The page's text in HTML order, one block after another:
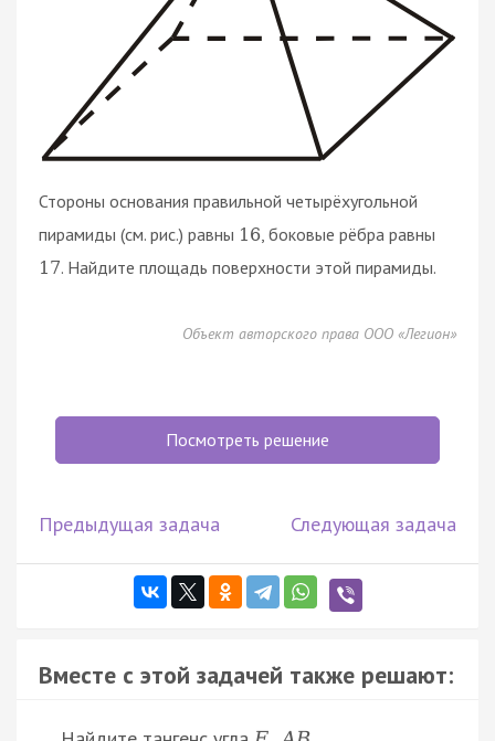
Стороны основания правильной четырёхугольной
пирамиды (см. рис.) равны 16, боковые рёбра равны
17. Найдите площадь поверхности этой пирамиды.
Объект авторского права ООО «Легион»
Посмотреть решение
Предыдущая задача Следующая задача
Вместе с этой задачей также решают: